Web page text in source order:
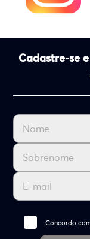
Cadastre-se
Concordo